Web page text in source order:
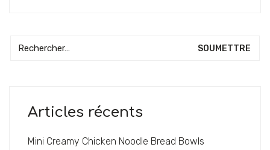
Recherche:
Articles récents
Mini Creamy Chicken Noodle Bread Bowls